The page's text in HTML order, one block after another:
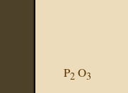
P2 O3